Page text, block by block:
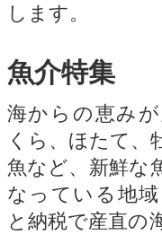
します。
魚介特集
海からの恵み
くら、ほたて、
魚など、新鮮な
なっている地
と納税で産直の